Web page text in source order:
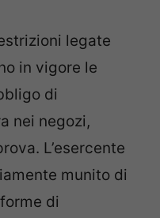
legate
in vigore le
di
nei negozi,
L’esercente
munito di
di